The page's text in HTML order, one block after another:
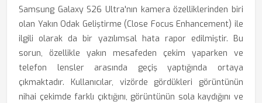
Samsung Galaxy S26 Ultra'nın kamera özelliklerinden biri
olan Yakın Odak Geliştirme (Close Focus Enhancement) ile
ilgili olarak da bir yazılımsal hata rapor edilmiştir. Bu
sorun, özellikle yakın mesafeden çekim yaparken ve
telefon lensler arasında geçiş yaptığında ortaya
çıkmaktadır. Kullanıcılar, vizörde gördükleri görüntünün
nihai çekimde farklı çıktığını, görüntünün sola kaydığını ve